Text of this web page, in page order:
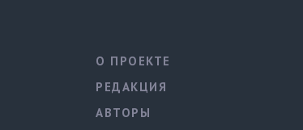
О ПРОЕКТЕ
РЕДАКЦИЯ
АВТОРЫ